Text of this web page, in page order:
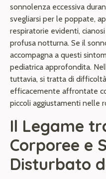
sonnolenza eccessiva
svegliarsi per le poppate,
respiratorie evidenti,
profusa notturna. Se il
accompagna a questi
pediatrica approfondita.
tuttavia, si tratta di
efficacemente affrontate
piccoli aggiustamenti nelle
Il Legame
Corporee e
Disturbato